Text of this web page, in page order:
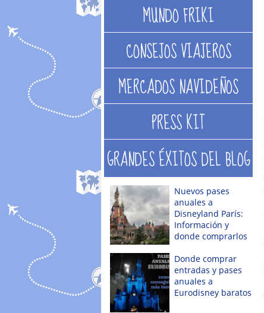
MUNDO FRIKI
CONSEJOS VIAJEROS
MERCADOS NAVIDEÑOS
PRESS KIT
GRANDES ÉXITOS DEL BLOG
Nuevos pases
anuales a
Disneyland París:
Información y
donde comprarlos
Donde comprar
entradas y pases
anuales a
Eurodisney baratos